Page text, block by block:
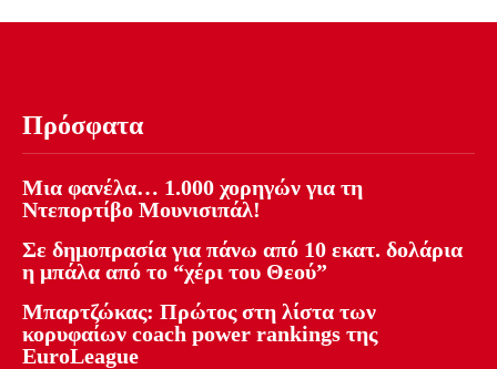
Πρόσφατα
Μια φανέλα… 1.000 χορηγών για τη
Ντεπορτίβο Μουνισιπάλ!
Σε δημοπρασία για πάνω από 10 εκατ. δολάρια
η μπάλα από το “χέρι του Θεού”
Μπαρτζώκας: Πρώτος στη λίστα των
κορυφαίων coach power rankings της
EuroLeague